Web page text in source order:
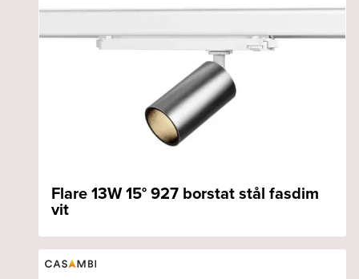
Flare 13W 15° 927 borstat stål fasdim
vit